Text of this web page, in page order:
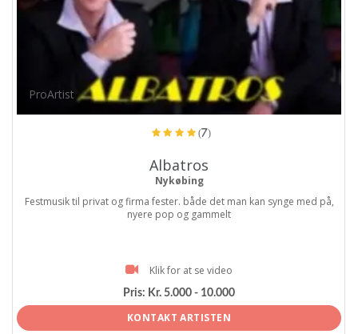
ProArtist
(7)
Albatros
Nykøbing
Festmusik til privat og firma fester. både det man kan synge med på,
nyere pop og gammelt
Klik for at se video
Pris: Kr. 5.000 - 10.000
KONTAKT ARTISTEN